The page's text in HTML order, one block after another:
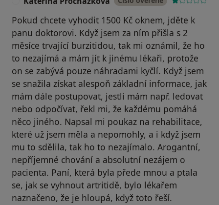
Pokud chcete vyhodit 1500 Kč oknem, jděte k
panu doktorovi. Když jsem za ním přišla s 2
měsíce trvající burzitidou, tak mi oznámil, že ho
to nezajímá a mám jít k jinému lékaři, protože
on se zabývá pouze náhradami kyčlí. Když jsem
se snažila získat alespoň základní informace, jak
mám dále postupovat, jestli mám např. ledovat
nebo odpočívat, řekl mi, že každému pomáhá
něco jiného. Napsal mi poukaz na rehabilitace,
které už jsem měla a nepomohly, a i když jsem
mu to sdělila, tak ho to nezajímalo. Arogantní,
nepříjemné chování a absolutní nezájem o
pacienta. Paní, která byla přede mnou a ptala
se, jak se vyhnout artritidě, bylo lékařem
naznačeno, že je hloupá, když toto řeší.